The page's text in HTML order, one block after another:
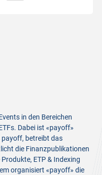
in den Bereichen
Dabei ist «payoff»
betreibt das
die Finanzpublikationen
ETP & Indexing
organisiert «payoff» die